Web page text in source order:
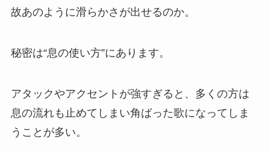
故あのように滑らかさが出せるのか。
秘密は“息の使い方”にあります。
アタックやアクセントが強すぎると、多くの方は
息の流れも止めてしまい角ばった歌になってしま
うことが多い。